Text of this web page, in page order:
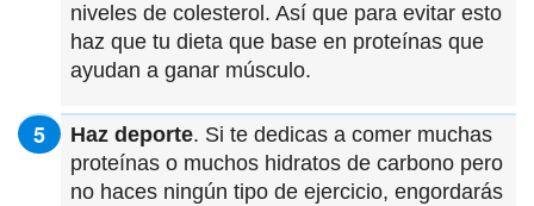
niveles de colesterol. Así que para evitar esto
haz que tu dieta que base en proteínas que
ayudan a ganar músculo.
Haz deporte. Si te dedicas a comer muchas
proteínas o muchos hidratos de carbono pero
no haces ningún tipo de ejercicio, engordarás